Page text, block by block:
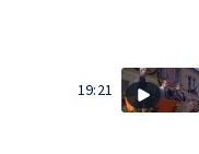
19:21